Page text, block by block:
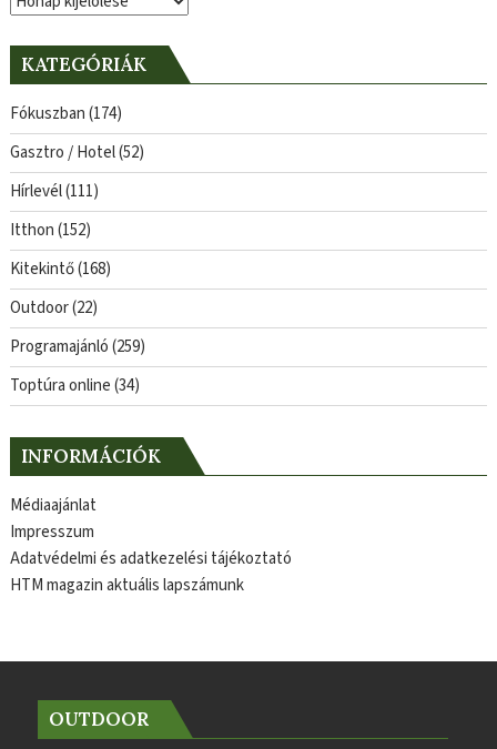
KATEGÓRIÁK
Fókuszban(174)
Gasztro / Hotel(52)
Hírlevél(111)
Itthon(152)
Kitekintő(168)
Outdoor(22)
Programajánló(259)
Toptúra online(34)
INFORMÁCIÓK
Médiaajánlat
Impresszum
Adatvédelmi és adatkezelési tájékoztató
HTM magazin aktuális lapszámunk
OUTDOOR